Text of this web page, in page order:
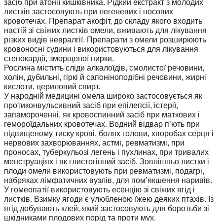
засіб при атонії кишківника. Рідкий екстракт з молодих
листків застосовують при легеневих і носових
кровотечах. Препарат акофіт, до складу якого входить
настій зі свіжих листків омели, вживають для лікування
різких видів невралгії. Препарати з омели розширюють
кровоносні судини і використовуються для лікування
стенокардії, зморщеної нирки.
Рослина містить сліди алкалоїдів, смолистої речовини,
холін, дубильні, гіркі й сапоніноподібні речовини, жирні
кислоти, цериловий спирт.
У народній медицині омела широко застосовується як
протиконвульсивний засіб при епілепсії, істерії,
запамороченні, як кровоспинний засіб при маткових і
гемороїдальних кровотечах. Водний відвар п’ють при
підвищеному тиску крові, болях голови, хворобах серця і
нервових захворюваннях, астмі, ревматизмі, при
проносах, туберкульозі легень і пухлинах, при тривалих
менструаціях і як глистогінний засіб. Зовнішньо листки і
плоди омели використовують при ревматизмі, подагрі,
набряках лімфатичних вузлів, для пом’якшення наривів.
У гомеопатії використовують есенцію зі свіжих ягід і
листків. Взимку ягоди є улюбленою їжею деяких птахів. Із
ягід добувають клей, який застосовують для боротьби зі
шкідниками плодових порід та проти мух.